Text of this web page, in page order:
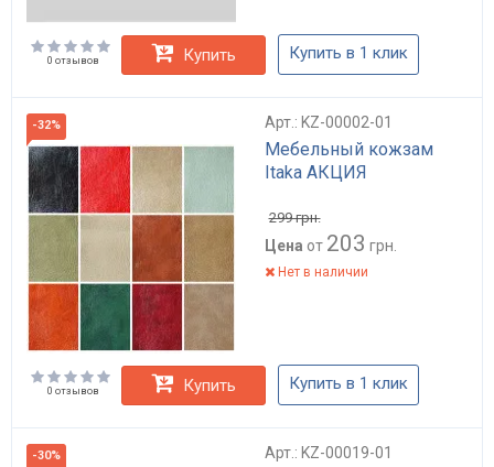
0 отзывов Купить Купить в 1 клик
-32% Арт.: KZ-00002-01
Мебельный кожзам
Itaka АКЦИЯ
299грн.
Цена от 203 грн.
Нет в наличии
0 отзывов Купить Купить в 1 клик
-30% Арт.: KZ-00019-01